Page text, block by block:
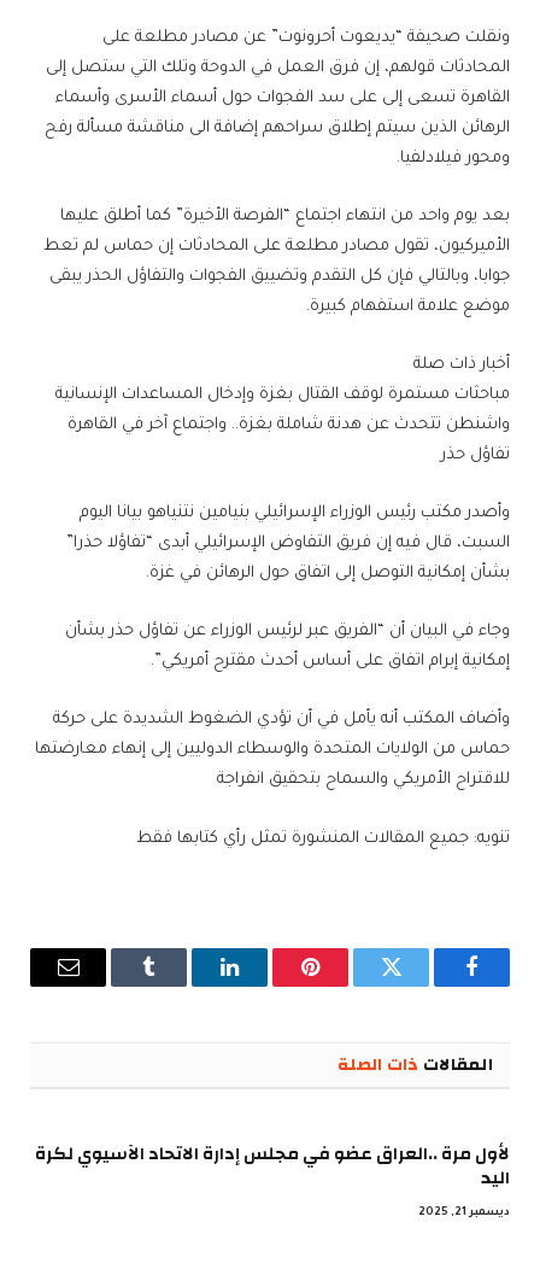
ونقلت صحيفة “يديعوت أحرونوت” عن مصادر مطلعة على
المحادثات قولهم، إن فرق العمل في الدوحة وتلك التي ستصل إلى
القاهرة تسعى إلى على سد الفجوات حول أسماء الأسرى وأسماء
الرهائن الذين سيتم إطلاق سراحهم إضافة الى مناقشة مسألة رفح
ومحور فيلادلفيا.
بعد يوم واحد من انتهاء اجتماع “الفرصة الأخيرة” كما أطلق عليها
الأميركيون، تقول مصادر مطلعة على المحادثات إن حماس لم تعط
جوابا، وبالتالي فإن كل التقدم وتضييق الفجوات والتفاؤل الحذر يبقى
موضع علامة استفهام كبيرة.
أخبار ذات صلة
مباحثات مستمرة لوقف القتال بغزة وإدخال المساعدات الإنسانية
واشنطن تتحدث عن هدنة شاملة بغزة.. واجتماع آخر في القاهرة
تفاؤل حذر
وأصدر مكتب رئيس الوزراء الإسرائيلي بنيامين نتنياهو بيانا اليوم
السبت، قال فيه إن فريق التفاوض الإسرائيلي أبدى “تفاؤلا حذرا”
بشأن إمكانية التوصل إلى اتفاق حول الرهائن في غزة.
وجاء في البيان أن “الفريق عبر لرئيس الوزراء عن تفاؤل حذر بشأن
إمكانية إبرام اتفاق على أساس أحدث مقترح أمريكي”.
وأضاف المكتب أنه يأمل في أن تؤدي الضغوط الشديدة على حركة
حماس من الولايات المتحدة والوسطاء الدوليين إلى إنهاء معارضتها
للاقتراح الأمريكي والسماح بتحقيق انفراجة
تنويه: جميع المقالات المنشورة تمثل رأي كتابها فقط
فيسبوك تويتر بينتيريستلينكدإن Tumblr
البريد
المقالات ذات الصلة
لأول مرة ..العراق عضو في مجلس إدارة الاتحاد الآسيوي لكرة
اليد
ديسمبر 21, 2025